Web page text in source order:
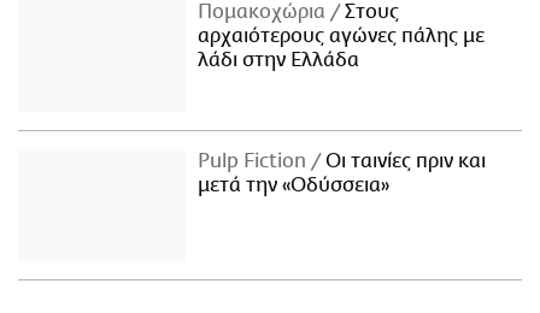
Πομακοχώρια
Στους
αρχαιότερους αγώνες πάλης με
λάδι στην Ελλάδα
Pulp Fiction
Οι ταινίες πριν και
μετά την «Οδύσσεια»